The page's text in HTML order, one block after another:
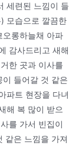
세련된 느낌이 들
모습으로 깔끔한
오롱하늘채 아파
감사드리고 새해
한 곳과 이사를
들어갈 것 같은
파트 현장을 다녀
해 복 많이 받으
를 가서 빈집이
같은 느낌을 가져